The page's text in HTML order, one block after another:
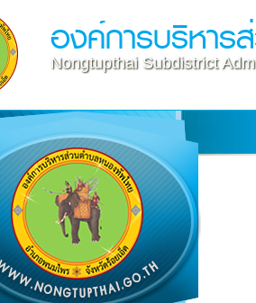
องค์การบริหาร
Nongtupthai Subdistrict